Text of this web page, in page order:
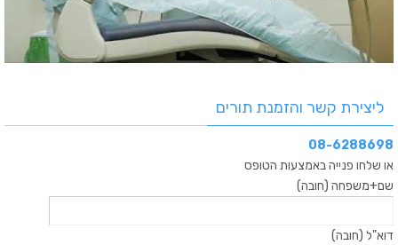
ליצירת קשר והזמנת תורים
08-6288698
או שלחו פנייה באמצעות הטופס
שם+משפחה (חובה)
דוא"ל (חובה)